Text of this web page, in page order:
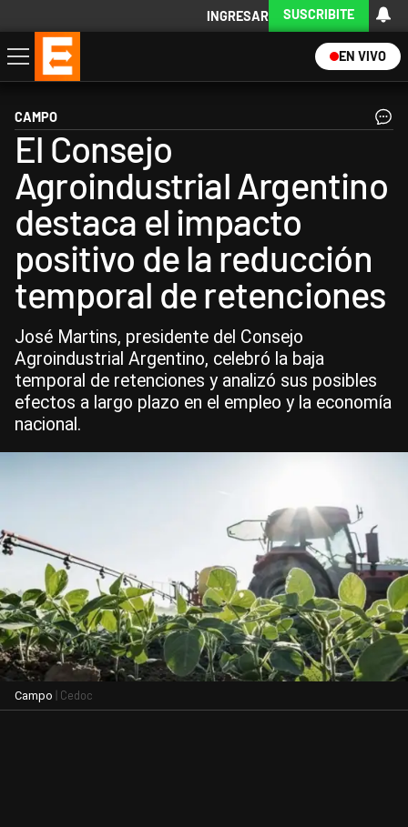
INGRESAR SUSCRIBITE
EN VIVO
Economía
Política
Internacional
Actualidad
Descargá la App
CAMPO
El Consejo
Agroindustrial Argentino
destaca el impacto
positivo de la reducción
temporal de retenciones
José Martins, presidente del Consejo
Agroindustrial Argentino, celebró la baja
temporal de retenciones y analizó sus posibles
efectos a largo plazo en el empleo y la economía
nacional.
Campo | Cedoc